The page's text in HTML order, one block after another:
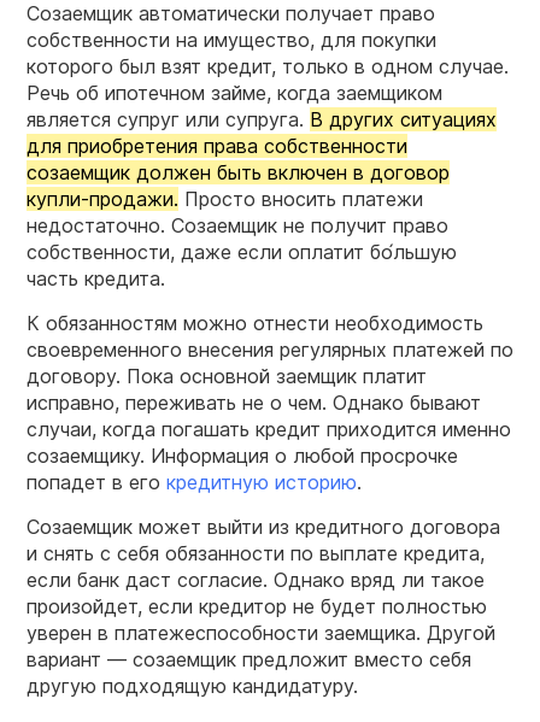
Созаемщик автоматически получает право
собственности на имущество, для покупки
которого был взят кредит, только в одном случае.
Речь об ипотечном займе, когда заемщиком
является супруг или супруга. В других ситуациях
для приобретения права собственности
созаемщик должен быть включен в договор
купли-продажи. Просто вносить платежи
недостаточно. Созаемщик не получит право
собственности, даже если оплатит бо́льшую
часть кредита.
К обязанностям можно отнести необходимость
своевременного внесения регулярных платежей по
договору. Пока основной заемщик платит
исправно, переживать не о чем. Однако бывают
случаи, когда погашать кредит приходится именно
созаемщику. Информация о любой просрочке
попадет в его кредитную историю.
Созаемщик может выйти из кредитного договора
и снять с себя обязанности по выплате кредита,
если банк даст согласие. Однако вряд ли такое
произойдет, если кредитор не будет полностью
уверен в платежеспособности заемщика. Другой
вариант — созаемщик предложит вместо себя
другую подходящую кандидатуру.